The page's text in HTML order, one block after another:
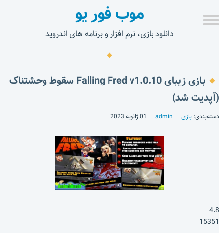
موب فور یو
دانلود بازی، نرم افزار و برنامه های اندروید
بازی زیبای Falling Fred v1.0.10 سقوط وحشتناک
(آپدیت شد)
دسته‌بندی: بازی admin 01 ژانویه 2023
4.8
15351